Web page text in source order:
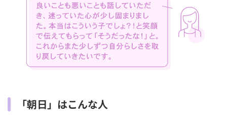
「朝日」はこんな人